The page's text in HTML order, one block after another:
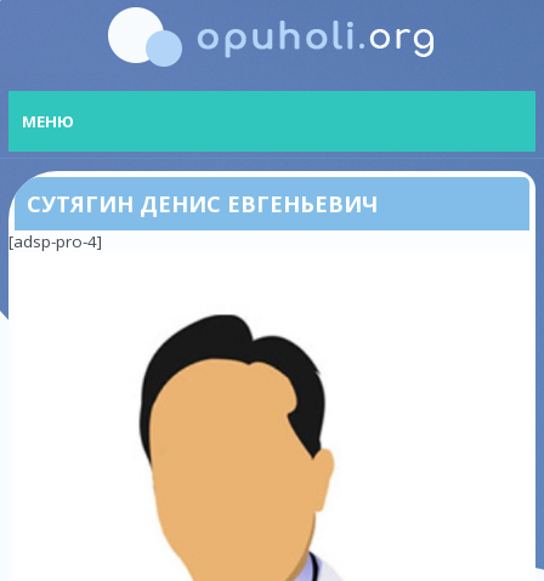
МЕНЮ
СУТЯГИН ДЕНИС ЕВГЕНЬЕВИЧ
[adsp-pro-4]